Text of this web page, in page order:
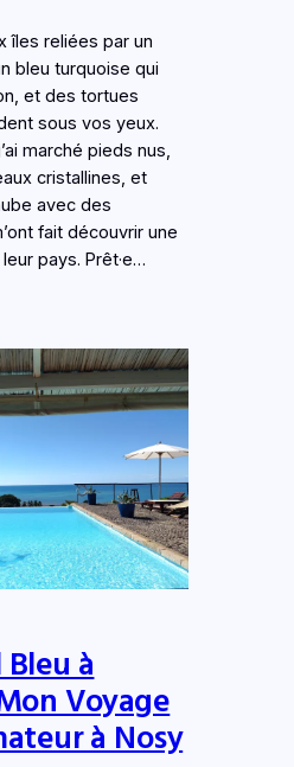
îles reliées par un
bleu turquoise qui
et des tortues
sous vos yeux.
marché pieds nus,
cristallines, et
avec des
fait découvrir une
pays. Prêt·e…
à
Voyage
à Nosy